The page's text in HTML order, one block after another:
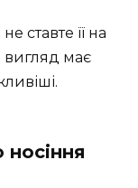
ставте її на
вигляд має